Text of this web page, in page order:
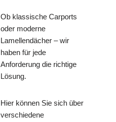
Ob klassische Carports
oder moderne
Lamellendächer – wir
haben für jede
Anforderung die richtige
Lösung.
Hier können Sie sich über
verschiedene